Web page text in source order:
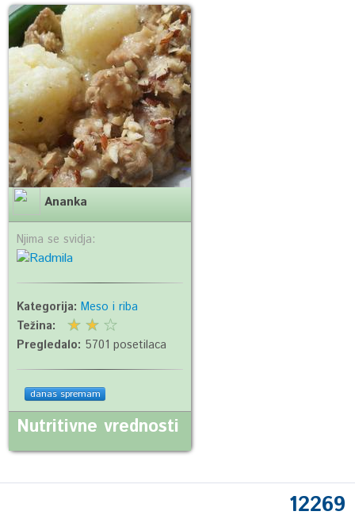
Ananka
Njima se svidja:
Kategorija:Meso i riba
Težina:
Pregledalo: 5701 posetilaca
danas spremam
Nutritivne vrednosti
12269